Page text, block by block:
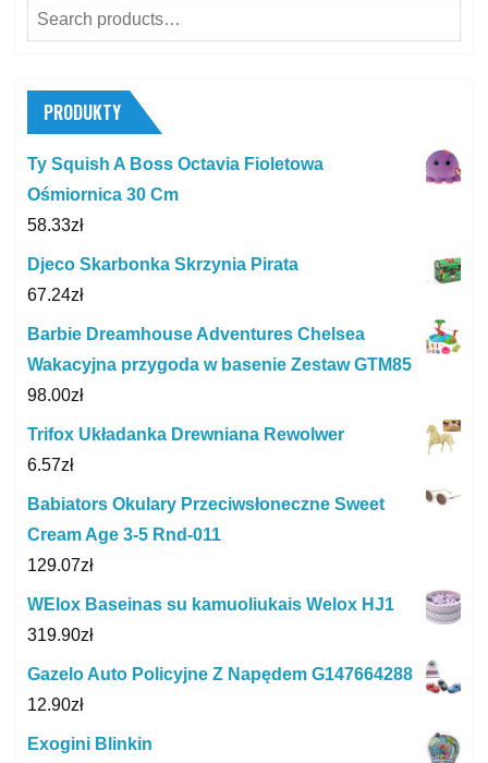
Search
for:
PRODUKTY
Ty Squish A Boss Octavia Fioletowa
Ośmiornica 30 Cm
58.33zł
Djeco Skarbonka Skrzynia Pirata
67.24zł
Barbie Dreamhouse Adventures Chelsea
Wakacyjna przygoda w basenie Zestaw GTM85
98.00zł
Trifox Układanka Drewniana Rewolwer
6.57zł
Babiators Okulary Przeciwsłoneczne Sweet
Cream Age 3-5 Rnd-011
129.07zł
WElox Baseinas su kamuoliukais Welox HJ1
319.90zł
Gazelo Auto Policyjne Z Napędem G147664288
12.90zł
Exogini Blinkin